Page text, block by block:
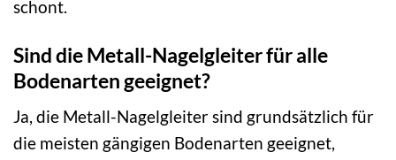
schont.
Sind die Metall-Nagelgleiter für alle
Bodenarten geeignet?
Ja, die Metall-Nagelgleiter sind grundsätzlich für
die meisten gängigen Bodenarten geeignet,